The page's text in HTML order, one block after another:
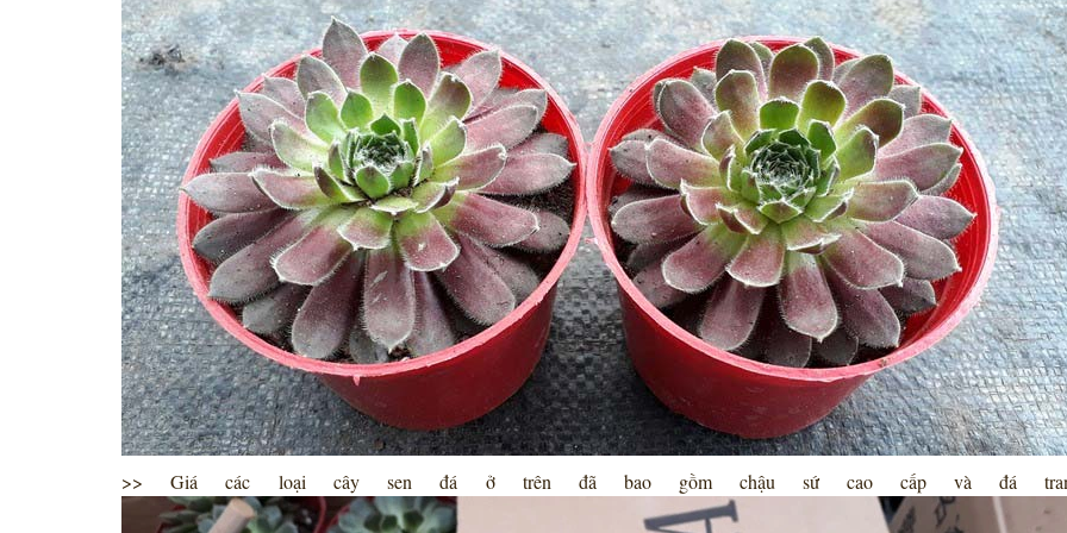
>> Giá các loại cây sen đá ở trên đã bao gồm chậu sứ cao cấp và đá